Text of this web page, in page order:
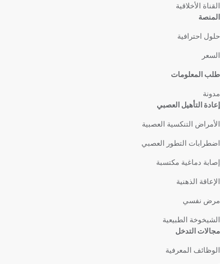
القناة الأخلاقية
المنصة
حلول احترافية
السعر
طلب المعلومات
مدونة
إعادة التأهيل العصبي
الأمراض التنكسية العصبية
اضطرابات التطور العصبي
إصابة دماغية مكتسبة
الإعاقة الذهنية
مرض نفسي
الشيخوخة الطبيعية
مجالات التدخل
الوظائف المعرفية